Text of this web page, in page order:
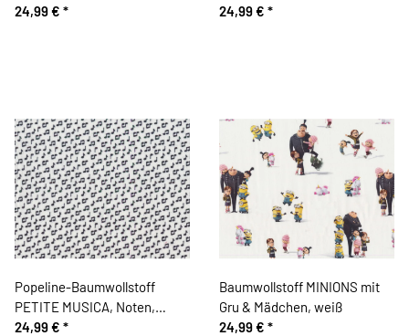
Spielkarten, grau, Patricia
24,99 € *
24,99 € *
Popeline-Baumwollstoff
PETITE MUSICA, Noten,
schwarz-weiß
24,99 € *
Baumwollstoff MINIONS mit
Gru & Mädchen, weiß
24,99 € *